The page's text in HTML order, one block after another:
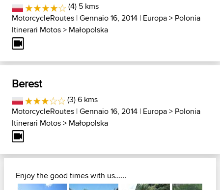
(4) 5 kms
MotorcycleRoutes | Gennaio 16, 2014 | Europa> Polonia
Itinerari Motos> Małopolska
Berest
(3) 6 kms
MotorcycleRoutes | Gennaio 16, 2014 | Europa> Polonia
Itinerari Motos> Małopolska
Enjoy the good times with us......